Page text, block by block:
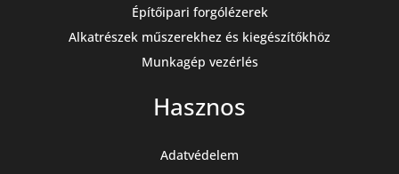
Építőipari forgólézerek
Alkatrészek műszerekhez és kiegészítőkhöz
Munkagép vezérlés
Hasznos
Adatvédelem